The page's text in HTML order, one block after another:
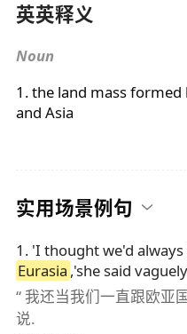
英英释义
Noun
1. the land mass
and Asia
实用场景例句
1 . 'I thought we'd
Eurasia ,'she said
“ 我还当我们一直跟欧亚
说.